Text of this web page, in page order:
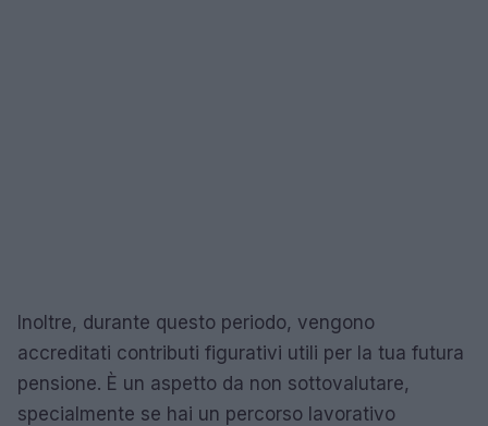
Inoltre, durante questo periodo, vengono
accreditati contributi figurativi utili per la tua futura
pensione. È un aspetto da non sottovalutare,
specialmente se hai un percorso lavorativo